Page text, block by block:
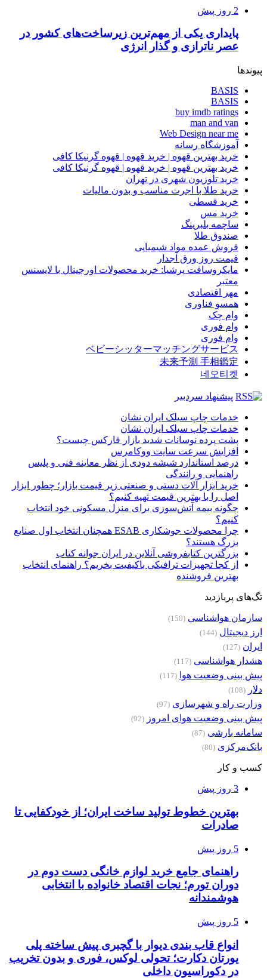
2 روز پیش
پایداری یکی از مهم‌ترین زیرساخت‌های کشور در
عصر ناترازی و گذار انرژی
پیوندها
BASIS
BASIS
buy imdb ratings
man and van
Web Design near me
آموزشگاه رسانه
خرید بهترین قهوه | خرید قهوه | قهوه گرنیکا کافی
خرید بهترین قهوه | خرید قهوه | قهوه گرنیکا کافی
خرید تلوزیون شهری در تهران
خرید طلا با اجرت مناسب و بدون مالیات
خرید قسطی
خرید مس
ساچمه بلبرینگ
صندوق طلا
فروش عمده مواد شیمیایی
قیمت روز ورق آجدار
مایکروسافت پرشیا: خرید محصولات اورجینال با لایسنس
معتبر
مهر اقتصادی
همسو فناوری
وام چک
وام فوری
وام فوری
ベビーシッターマッチングサービス
未来予測 手相鑑定
네오티켓
پیشنهاد سردبیر
خدمات چاپ سیلک ایران نشان
خدمات چاپ سیلک ایران نشان
پشت پرده نوسانات شدید بازار فارکس چیست؟
افزایش سرعت سایت ووکامرس
درصد استاندارد شیشه دودی از نظر معاینه فنی و پلیس
راهنمایی و رانندگی
خرید ابزار آلات دستی و صنعتی زیر قیمت بازار؛ چطور ابزار
اصل را با بهترین قیمت تهیه کنیم؟
چگونه بیمه آتش‌سوزی برای منزل مسکونی خود انتخاب
کنیم؟
چرا محصولات جوشکاری ESAB همچنان انتخاب اول صنایع
بزرگ هستند؟
بزرگترین کتابفروشی آنلاین در ایران جوانه کتاب
از کجا تجهیزات ترافیکی باکیفیت بخریم؟ راهنمای انتخاب
بهترین فروشنده
تگ‌های پربازدید
سازمان هواشناسی (150)
ارز دیجیتال (144)
ایران (127)
هشدار هواشناسی (117)
پیش بینی وضعیت هوا (117)
دلار (108)
وزارت راه و شهرسازی (97)
پیش بینی وضعیت هوای امروز (92)
سامانه بارشی (87)
بانک‌مرکزی (80)
کسب و کار
3 روز پیش
بهترین خطوط تولید ساخت ایران؛ از خودکفایی تا
صادرات
5 روز پیش
راهنمای جامع خرید لوازم خانگی دست دوم در
دوران تورم؛ نجات اقتصاد خانواده با انتخابی
هوشمندانه
5 روز پیش
انواع قاب بندی دیوار با گچبری پیش ساخته پلی
یورتان دکارت؛ تحولی لوکس، فوری و بدون تخریب
در دکوراسیون داخلی